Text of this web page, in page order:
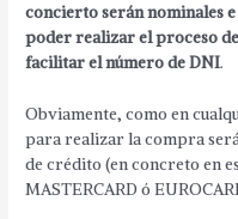
concierto serán nominales
poder realizar el proceso
facilitar el número de DNI.
Obviamente, como en
para realizar la compra
de crédito (en concreto en
MASTERCARD ó